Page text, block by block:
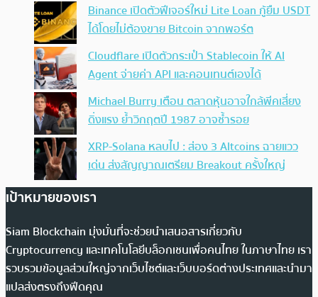
Binance เปิดตัวฟีเจอร์ใหม่ Lite Loan กู้ยืม USDT
ได้โดยไม่ต้องขาย Bitcoin จากพอร์ต
Cloudflare เปิดตัวกระเป๋า Stablecoin ให้ AI
Agent จ่ายค่า API และคอนเทนต์เองได้
Michael Burry เตือน ตลาดหุ้นอาจใกล้พีคเสี่ยง
ดิ่งแรง ย้ำวิกฤตปี 1987 อาจซ้ำรอย
XRP-Solana หลบไป : ส่อง 3 Altcoins ฉายแวว
เด่น ส่งสัญญาณเตรียม Breakout ครั้งใหญ่
เป้าหมายของเรา
Siam Blockchain มุ่งมั่นที่จะช่วยนำเสนอสารเกี่ยวกับ
Cryptocurrency และเทคโนโลยีบล็อกเชนเพื่อคนไทย ในภาษาไทย เรา
รวบรวมข้อมูลส่วนใหญ่จากเว็บไซต์และเว็บบอร์ดต่างประเทศและนำมา
แปลส่งตรงถึงฟีดคุณ